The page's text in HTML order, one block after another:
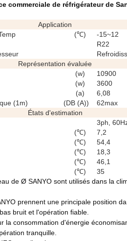
commerciale de réfrigérateur de
Application
(℃)
-15~12
R22
Représentation évaluée
(w)
10900
(w)
3600
(a)
6,08
(1m)
(DB (A))
62max
États d'estimation
3ph,
(℃)
7,2
(℃)
54,4
(℃)
18,3
(℃)
46,1
(℃)
35
de Ø SANYO sont utilisés dans la
prennent une principale position
bruit et l'opération fiable.
la consommation d'énergie
tranquille.